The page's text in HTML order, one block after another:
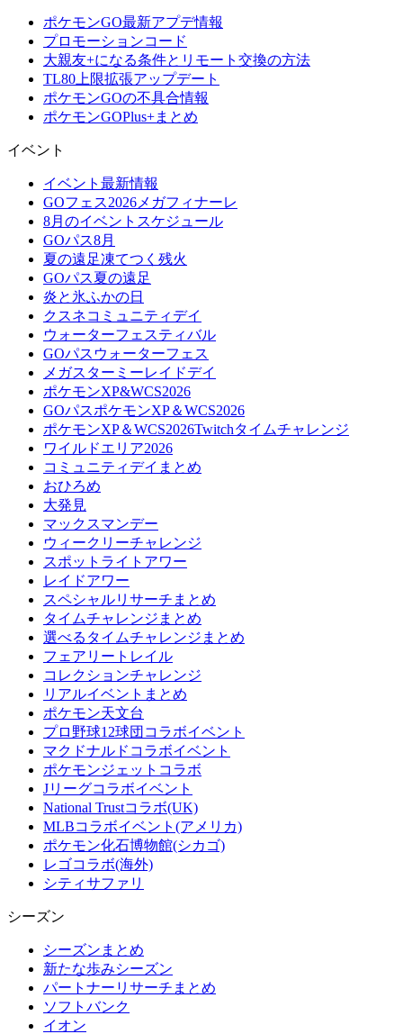
ポケモンGO最新アプデ情報
プロモーションコード
大親友+になる条件とリモート交換の方法
TL80上限拡張アップデート
ポケモンGOの不具合情報
ポケモンGOPlus+まとめ
イベント
イベント最新情報
GOフェス2026メガフィナーレ
8月のイベントスケジュール
GOパス8月
夏の遠足凍てつく残火
GOパス夏の遠足
炎と氷ふかの日
クスネコミュニティデイ
ウォーターフェスティバル
GOパスウォーターフェス
メガスターミーレイドデイ
ポケモンXP&WCS2026
GOパスポケモンXP＆WCS2026
ポケモンXP＆WCS2026Twitchタイムチャレンジ
ワイルドエリア2026
コミュニティデイまとめ
おひろめ
大発見
マックスマンデー
ウィークリーチャレンジ
スポットライトアワー
レイドアワー
スペシャルリサーチまとめ
タイムチャレンジまとめ
選べるタイムチャレンジまとめ
フェアリートレイル
コレクションチャレンジ
リアルイベントまとめ
ポケモン天文台
プロ野球12球団コラボイベント
マクドナルドコラボイベント
ポケモンジェットコラボ
Jリーグコラボイベント
National Trustコラボ(UK)
MLBコラボイベント(アメリカ)
ポケモン化石博物館(シカゴ)
レゴコラボ(海外)
シティサファリ
シーズン
シーズンまとめ
新たな歩みシーズン
パートナーリサーチまとめ
ソフトバンク
イオン